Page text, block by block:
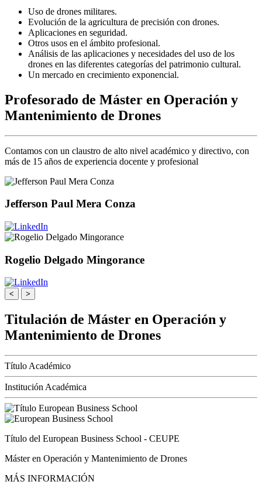
Uso de drones militares.
Evolución de la agricultura de precisión con drones.
Aplicaciones en seguridad.
Otros usos en el ámbito profesional.
Análisis de las aplicaciones y necesidades del uso de los
drones en las diferentes categorías del patrimonio cultural.
Un mercado en crecimiento exponencial.
Profesorado de Máster en Operación y
Mantenimiento de Drones
Contamos con un claustro de alto nivel académico y directivo, con
más de 15 años de experiencia docente y profesional
Jefferson Paul Mera Conza
Rogelio Delgado Mingorance
< >
Titulación de Máster en Operación y
Mantenimiento de Drones
Título Académico
Institución Académica
Título del European Business School - CEUPE
Máster en Operación y Mantenimiento de Drones
MÁS INFORMACIÓN